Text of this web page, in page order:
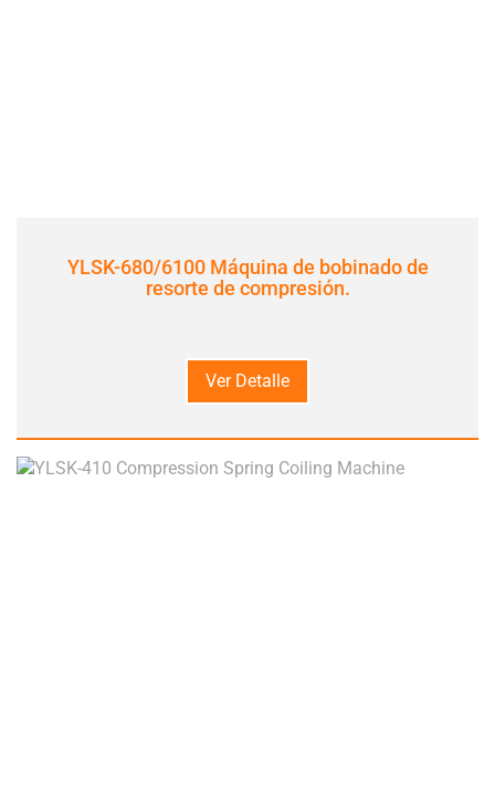
YLSK-680/6100 Máquina de bobinado de
resorte de compresión.
Ver Detalle